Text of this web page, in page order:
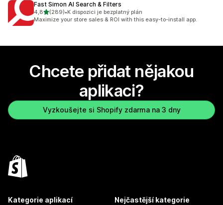
Fast Simon AI Search & Filters
4,8z 5 hvězd
(289)
Celkový počet recenzí: 289
•K dispozici je bezplatný plán
Maximize your store sales & ROI with this easy-to-install app.
Chcete přidat nějakou
aplikaci?
Vyzkoušejte si Shopify zdarma na 3 dny
Kategorie aplikací Nejčastější kategorie